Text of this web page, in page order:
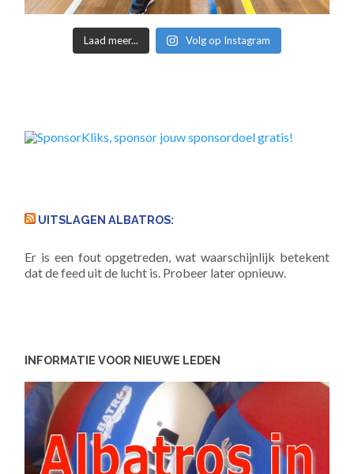
Laad meer... Volg op Instagram
UITSLAGEN ALBATROS:
Er is een fout opgetreden, wat waarschijnlijk betekent
dat de feed uit de lucht is. Probeer later opnieuw.
INFORMATIE VOOR NIEUWE LEDEN